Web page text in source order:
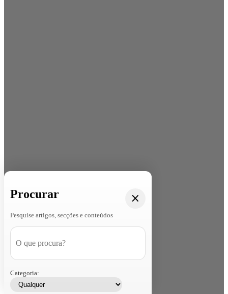
Procurar
Pesquise artigos, secções e conteúdos
Categoria: